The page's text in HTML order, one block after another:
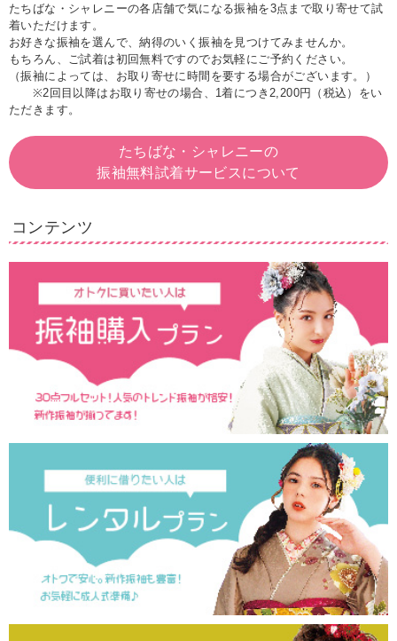
たちばな・シャレニーの各店舗で気になる振袖を3点まで取り寄せて試
着いただけます。
お好きな振袖を選んで、納得のいく振袖を見つけてみませんか。
もちろん、ご試着は初回無料ですのでお気軽にご予約ください。
（振袖によっては、お取り寄せに時間を要する場合がございます。）
※2回目以降はお取り寄せの場合、1着につき2,200円（税込）をい
ただきます。
たちばな・シャレニーの
振袖無料試着サービスについて
コンテンツ